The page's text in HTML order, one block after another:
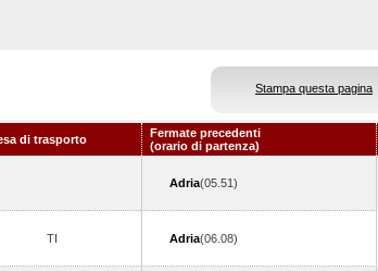
Stampa questa pagina
di trasporto
Fermate precedenti
(orario di partenza)
Adria(05.51)
TI Adria(06.08)